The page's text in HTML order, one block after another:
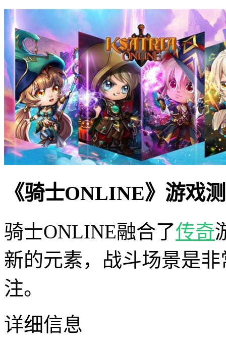
《骑士ONLINE》游戏
骑士ONLINE融合了传奇
新的元素，战斗场景是
注。
详细信息